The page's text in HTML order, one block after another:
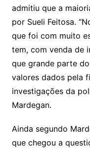
admitiu que a
por Sueli Feitosa.
que foi com muito
tem, com venda de
que grande parte
valores dados pela
investigações da
Mardegan.
Ainda segundo
que chegou a